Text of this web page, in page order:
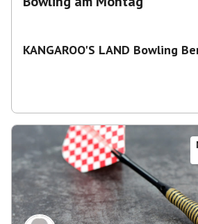
KANGAROO'S LAND Bowling